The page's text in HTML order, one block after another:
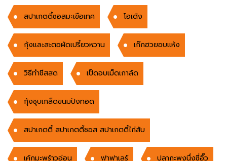
สปาเกตตี้ซอสมะเขือเทศ โอเด้ง
กุ้งและสะตอผัดเปรี้ยวหวาน เก๊กฮวยอบแห้ง
วิธีทำชีสสด เป็ดอบเม็ดเกาลัด
กุ้งชุบเกล็ดขนมปังทอด
สปาเกตตี้ สปาเกตตี้ซอส สปาเกตตี้ไก่สับ
เค้กมะพร้าวอ่อน ฟาฟาเลร์ ปลากะพงนึ่งซี่อิ๊ว